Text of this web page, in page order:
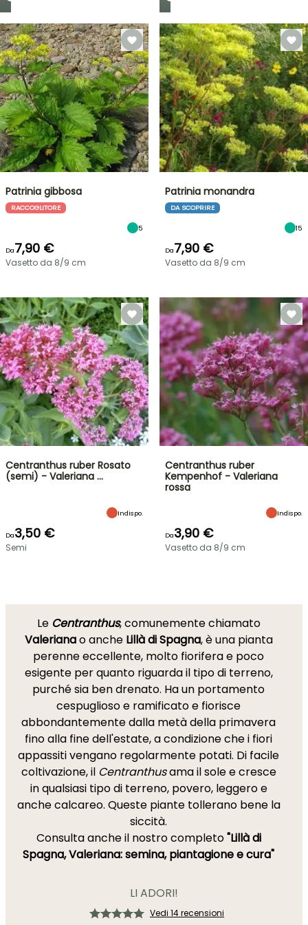
Patrinia gibbosa
RACCOGLITORE
5
Da7,90 €
Vasetto da 8/9 cm
Patrinia monandra
DA SCOPRIRE
15
Da7,90 €
Vasetto da 8/9 cm
Centranthus ruber Rosato
(semi) - Valeriana …
Indispo.
Da3,50 €
Semi
Centranthus ruber
Kempenhof - Valeriana
rossa
Indispo.
Da3,90 €
Vasetto da 8/9 cm
Le Centranthus, comunemente chiamato
Valerianao anche Lillà di Spagna, è una pianta
perenne eccellente, molto fiorifera e poco
esigente per quanto riguarda il tipo di terreno,
purché sia ben drenato. Ha un portamento
cespuglioso e ramificato e fiorisce
abbondantemente dalla metà della primavera
fino alla fine dell'estate, a condizione che i fiori
appassiti vengano regolarmente potati. Di facile
coltivazione, il Centranthusama il sole e cresce
in qualsiasi tipo di terreno, povero, leggero e
anche calcareo. Queste piante tollerano bene la
siccità.
Consulta anche il nostro completo"Lillà di
Spagna, Valeriana: semina, piantagione e cura"
LI ADORI!
Vedi 14 recensioni